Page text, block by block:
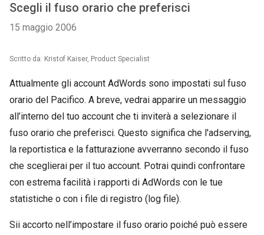
Scegli il fuso orario che preferisci
15 maggio 2006
Scritto da: Kristof Kaiser, Product Specialist
Attualmente gli account AdWords sono impostati sul fuso
orario del Pacifico. A breve, vedrai apparire un messaggio
all’interno del tuo account che ti inviterà a selezionare il
fuso orario che preferisci. Questo significa che l'adserving,
la reportistica e la fatturazione avverranno secondo il fuso
che sceglierai per il tuo account. Potrai quindi confrontare
con estrema facilità i rapporti di AdWords con le tue
statistiche o con i file di registro (log file).
Sii accorto nell’impostare il fuso orario poiché può essere